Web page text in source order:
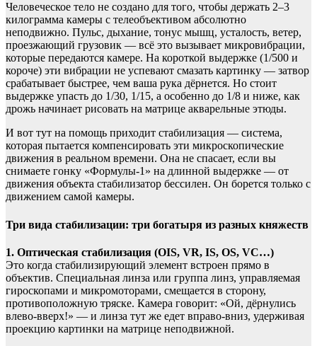
Человеческое тело не создано для того, чтобы держать 2–3
килограмма камеры с телеобъективом абсолютно
неподвижно. Пульс, дыхание, тонус мышц, усталость, ветер,
проезжающий грузовик — всё это вызывает микровибрации,
которые передаются камере. На короткой выдержке (1/500 и
короче) эти вибрации не успевают смазать картинку — затвор
срабатывает быстрее, чем ваша рука дёрнется. Но стоит
выдержке упасть до 1/30, 1/15, а особенно до 1/8 и ниже, как
дрожь начинает рисовать на матрице акварельные этюды.
И вот тут на помощь приходит стабилизация — система,
которая пытается компенсировать эти микроскопические
движения в реальном времени. Она не спасает, если вы
снимаете гонку «Формулы-1» на длинной выдержке — от
движения объекта стабилизатор бессилен. Он борется только с
движением самой камеры.
Три вида стабилизации: три богатыря из разных княжеств
1. Оптическая стабилизация (OIS, VR, IS, OS, VC…)
Это когда стабилизирующий элемент встроен прямо в
объектив. Специальная линза или группа линз, управляемая
гироскопами и микромоторами, смещается в сторону,
противоположную тряске. Камера говорит: «Ой, дёрнулись
влево-вверх!» — и линза тут же едет вправо-вниз, удерживая
проекцию картинки на матрице неподвижной.